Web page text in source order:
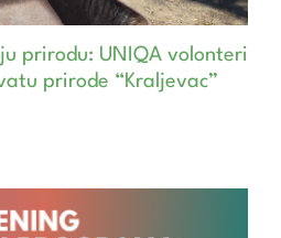
prirodu: UNIQA volonteri
prirode “Kraljevac”